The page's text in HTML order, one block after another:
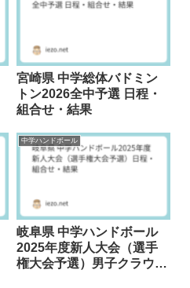
宮崎県 中学総体バドミン
トン2026全中予選 日程・
組合せ・結果
中学ハンドボール
岐阜県 中学ハンドボール
2025年度新人大会（選手
権大会予選）男子クラウド